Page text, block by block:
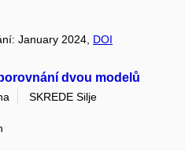
January 2024, DOI
dvou modelů
SKREDE Silje